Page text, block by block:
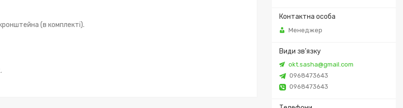
Менеджер
okt.sasha@gmail.com
0968473643
0968473643
(в комплекті).